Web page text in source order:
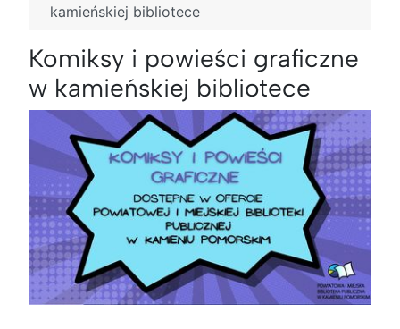
kamieńskiej bibliotece
Komiksy i powieści graficzne
w kamieńskiej bibliotece